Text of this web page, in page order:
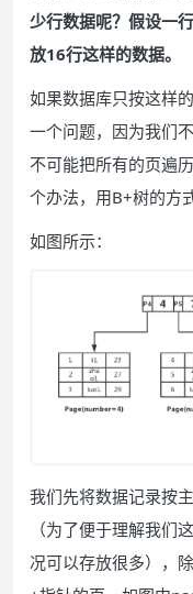
少行数据呢？假设一
放16行这样的数据。
如果数据库只按这样
一个问题，因为我们
不可能把所有的页遍
个办法，用B+树的方
如图所示：
我们先将数据记录按
（为了便于理解我们
况可以存放很多），